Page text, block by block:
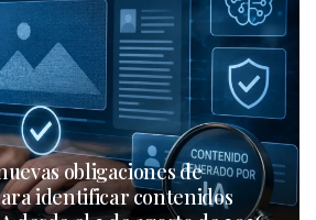
obligaciones de
identificar contenidos